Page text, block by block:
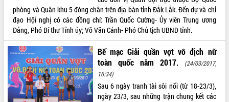
Hội thảo khoa học “Giải pháp thúc đẩy
phát triển nền kinh tế xanh tại tỉnh
Đắk Lắk”
Tăng cường giám sát, đôn đốc thực
hiện nhiệm vụ quản lý tài sản công
hàng tuần
Tháo gỡ những vướng mắc, đẩy mạnh
công tác cải cách thủ tục hành chính
tại Trung tâm Phục vụ hành chính
phòng và Quân khu 5 đóng chân trên địa bàn tỉnh Đắk Lắk. Đến dự và chỉ
đạo Hội nghị có các đồng chí: Trần Quốc Cường- Ủy viên Trung ương
Đảng, Phó Bí thư Tỉnh ủy; Võ Văn Cảnh- Phó Chủ tịch UBND tỉnh.
Bế mạc Giải quần vợt vô địch nữ
toàn quốc năm 2017.
(24/03/2017,
16:34)
Sau 6 ngày tranh tài sôi nổi (từ 18-23/3),
ngày 23/3, sau những trận chung kết các